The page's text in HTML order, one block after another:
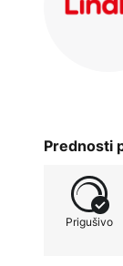
Prednosti
Prigušivo